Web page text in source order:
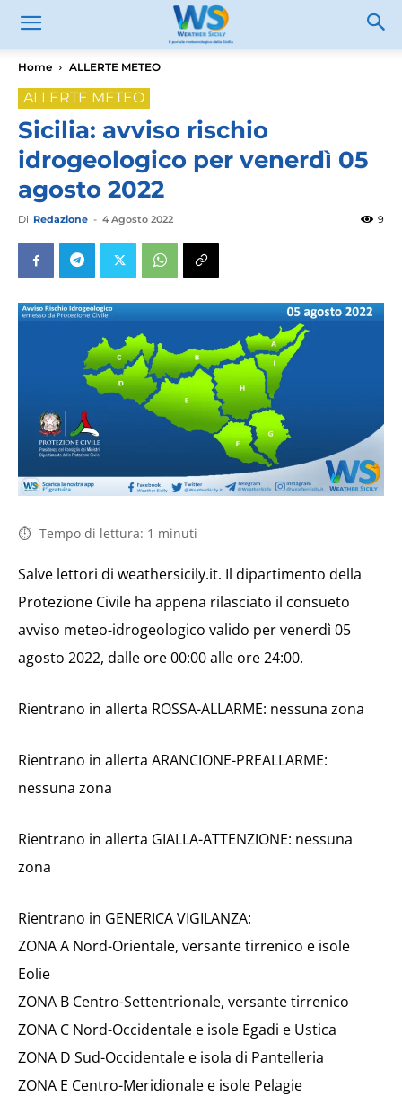
Home ALLERTE METEO
ALLERTE METEO
Sicilia: avviso rischio
idrogeologico per venerdì 05
agosto 2022
Di Redazione - 4 Agosto 2022 9
Tempo di lettura: 1 minuti
Salve lettori di weathersicily.it. Il dipartimento della
Protezione Civile ha appena rilasciato il consueto
avviso meteo-idrogeologico valido per venerdì 05
agosto 2022, dalle ore 00:00 alle ore 24:00.
Rientrano in allerta ROSSA-ALLARME: nessuna zona
Rientrano in allerta ARANCIONE-PREALLARME:
nessuna zona
Rientrano in allerta GIALLA-ATTENZIONE: nessuna
zona
Rientrano in GENERICA VIGILANZA:
ZONA A Nord-Orientale, versante tirrenico e isole
Eolie
ZONA B Centro-Settentrionale, versante tirrenico
ZONA C Nord-Occidentale e isole Egadi e Ustica
ZONA D Sud-Occidentale e isola di Pantelleria
ZONA E Centro-Meridionale e isole Pelagie